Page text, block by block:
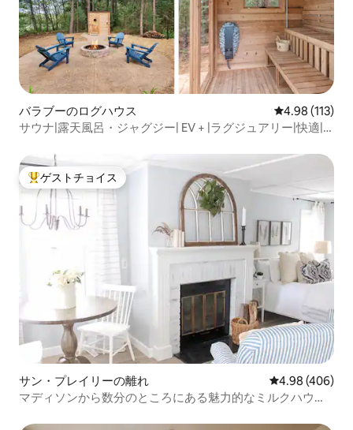
バラブーのログハウス レビュー113
4.98 (113)
サウナ|露天風呂・ジャグジー| EV + |ラグジュアリー|快適|
大好評のゲストチョイスです。
ゲストチョイス
サン・プレイリーの離れ レビュー406
4.98 (406)
マディソンから数分のところにある魅力的なミルクハウ